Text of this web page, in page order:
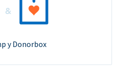
y Donorbox